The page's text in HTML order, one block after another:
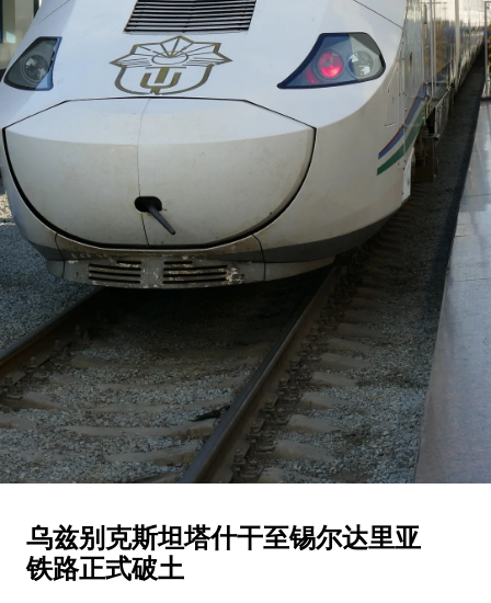
乌兹别克斯坦塔什干至锡尔达里亚
铁路正式破土